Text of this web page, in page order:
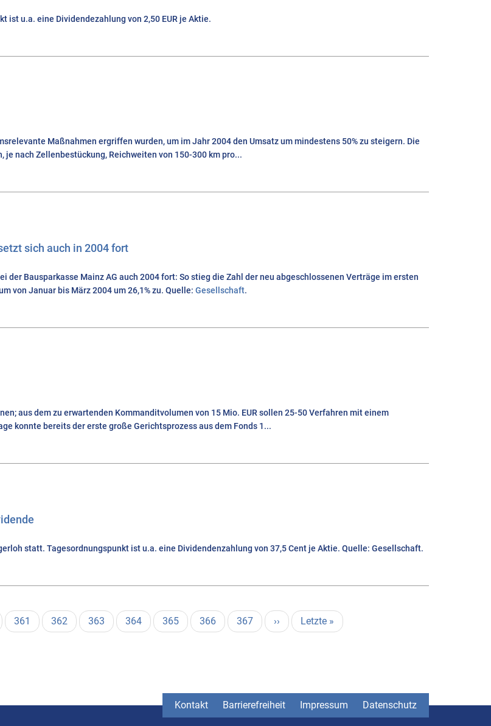
ist u.a. eine Dividendezahlung von 2,50 EUR je Aktie.
Maßnahmen ergriffen wurden, um im Jahr 2004 den Umsatz um mindestens 50% zu steigern. Die
nach Zellenbestückung, Reichweiten von 150-300 km pro...
sich auch in 2004 fort
Bausparkasse Mainz AG auch 2004 fort: So stieg die Zahl der neu abgeschlossenen Verträge im ersten
von Januar bis März 2004 um 26,1% zu. Quelle: Gesellschaft.
aus dem zu erwartenden Kommanditvolumen von 15 Mio. EUR sollen 25-50 Verfahren mit einem
konnte bereits der erste große Gerichtsprozess aus dem Fonds 1...
statt. Tagesordnungspunkt ist u.a. eine Dividendenzahlung von 37,5 Cent je Aktie. Quelle: Gesellschaft.
Page
361 Page
362 Page
363
Aktuelle
Seite
364 Page
365 Page
366 Page
367
Nächste
Seite
››
Letzte
Seite
Letzte »
Kontakt Barrierefreiheit Impressum Datenschutz